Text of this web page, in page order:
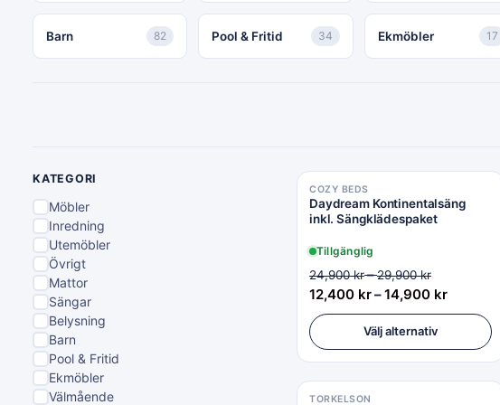
Barn 82 Pool & Fritid 34 Ekmöbler 17
KATEGORI
Möbler
Inredning
Utemöbler
Övrigt
Mattor
Sängar
Belysning
Barn
Pool & Fritid
Ekmöbler
Välmående
COZY BEDS
Daydream Kontinentalsäng
inkl. Sängklädespaket
Tillgänglig
24,900kr–29,900kr
12,400 kr–14,900 kr
Välj alternativ
TORKELSON